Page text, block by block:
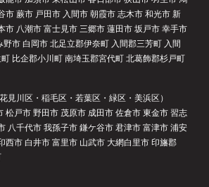
市 蕨市 戸田市 入間市 朝霞市 志木市 和光市 新
市 八潮市 富士見市 三郷市 蓮田市 坂戸市 幸手市
市 白岡市 北足立郡伊奈町 入間郡三芳町 入間
比企郡小川町 南埼玉郡宮代町 北葛飾郡杉戸町
見川区・稲毛区・若葉区・緑区・美浜区）
松戸市 野田市 茂原市 成田市 佐倉市 東金市 習志
八千代市 我孫子市 鎌ケ谷市 君津市 富津市 浦安
西市 白井市 富里市 山武市 大網白里市 印旛郡